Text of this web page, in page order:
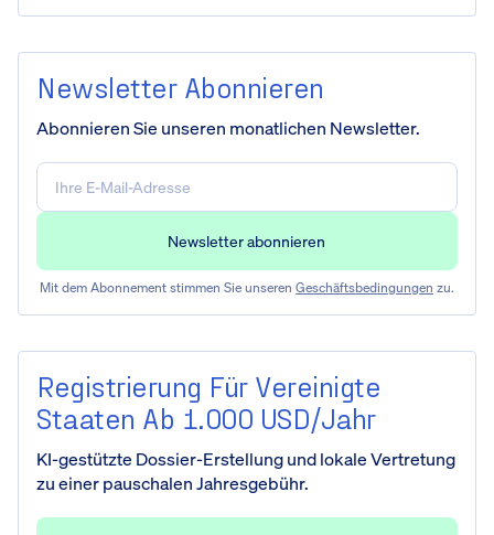
Newsletter Abonnieren
Abonnieren Sie unseren monatlichen Newsletter.
Mit dem Abonnement stimmen Sie unseren Geschäftsbedingungen zu.
Registrierung Für Vereinigte
Staaten Ab 1.000 USD/Jahr
KI-gestützte Dossier-Erstellung und lokale Vertretung
zu einer pauschalen Jahresgebühr.